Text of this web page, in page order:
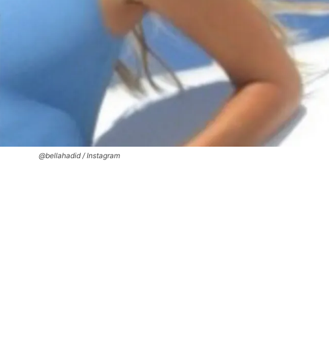
@bellahadid / Instagram